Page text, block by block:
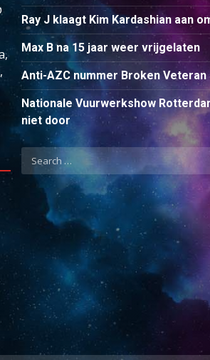
Ray J klaagt Kim Kardashian aan
Max B na 15 jaar weer vrijgelaten
Anti-AZC nummer Broken
Nationale Vuurwerkshow
niet door
Search
for: